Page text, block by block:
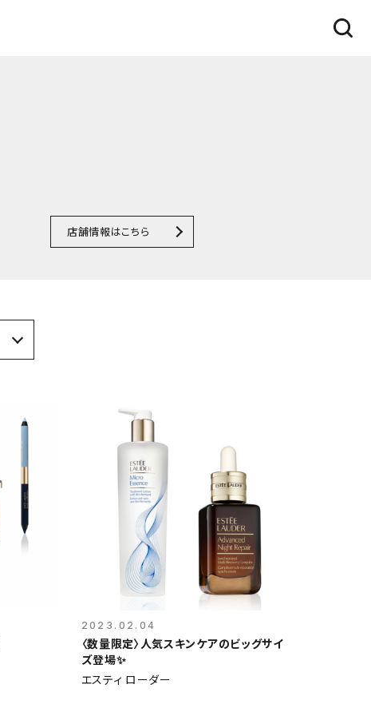
店舗情報はこちら
2023.02.04
〈数量限定〉人気スキンケアのビッグサイ
ズ登場✨
エスティ ローダー